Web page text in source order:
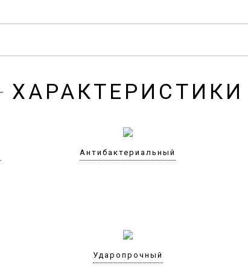
ХАРАКТЕРИСТИКИ
Антибактериальный
Ударопрочный